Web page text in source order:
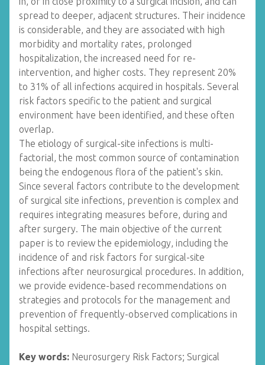
spread to deeper, adjacent structures. Their incidence
is considerable, and they are associated with high
morbidity and mortality rates, prolonged
hospitalization, the increased need for re-
intervention, and higher costs. They represent 20%
to 31% of all infections acquired in hospitals. Several
risk factors specific to the patient and surgical
environment have been identified, and these often
overlap.
The etiology of surgical-site infections is multi-
factorial, the most common source of contamination
being the endogenous flora of the patient's skin.
Since several factors contribute to the development
of surgical site infections, prevention is complex and
requires integrating measures before, during and
after surgery. The main objective of the current
paper is to review the epidemiology, including the
incidence of and risk factors for surgical-site
infections after neurosurgical procedures. In addition,
we provide evidence-based recommendations on
strategies and protocols for the management and
prevention of frequently-observed complications in
hospital settings.
Key words: Neurosurgery Risk Factors; Surgical